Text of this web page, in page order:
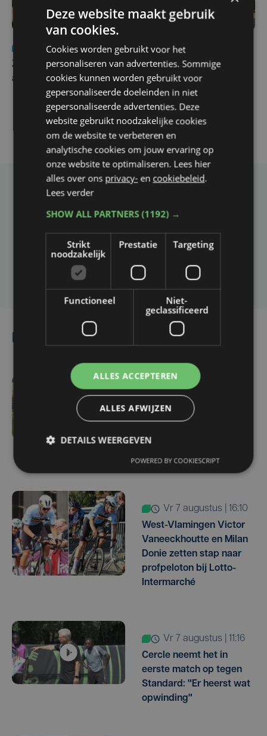
Nieuws Update
za 1 augustus | 17:21
Zwaar ongeval op E403 in Izegem: drie rijstroken
afgesloten
Taalfout opgemerkt?
Heb je een taal- of schrijffout opgemerkt in dit
artikel?
Laat het ons weten
Lees ook
vr 7 augustus | 16:12
Zulte Waregem start
tegen Racing Genk:
"Waarom zou ik onze
vr 7 augustus | 16:10
West-Vlamingen Victor
Vaneeckhoutte en Milan
Donie zetten stap naar
profpeloton bij Lotto-
Intermarché
vr 7 augustus | 11:16
Cercle neemt het in
eerste match op tegen
Standard: "Er heerst wat
opwinding"
Deze website maakt gebruik
van cookies.
Cookies worden gebruikt voor het
personaliseren van advertenties. Sommige
cookies kunnen worden gebruikt voor
gepersonaliseerde doeleinden in niet
gepersonaliseerde advertenties. Deze
website gebruikt noodzakelijke cookies
om de website te verbeteren en
analytische cookies om jouw ervaring op
onze website te optimaliseren. Lees hier
alles over ons privacy- en cookiebeleid.
Lees verder
SHOW ALL PARTNERS(1192) →
Strikt
noodzakelijk
Prestatie Targeting
Functioneel
Niet-
geclassificeerd
ALLES ACCEPTEREN
ALLES AFWIJZEN
DETAILS WEERGEVEN
POWERED BY COOKIESCRIPT